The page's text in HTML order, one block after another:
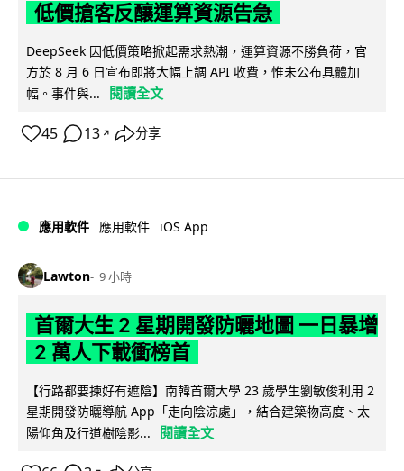
低價搶客反釀運算資源告急
DeepSeek 因低價策略掀起需求熱潮，運算資源不勝負荷，官
方於 8 月 6 日宣布即將大幅上調 API 收費，惟未公布具體加
幅。事件與...
閱讀全文
45 13 ↗ 分享
應用軟件 應用軟件 iOS App
Lawton 9 小時
首爾大生 2 星期開發防曬地圖 一日暴增
2 萬人下載衝榜首
【行路都要揀好有遮陰】南韓首爾大學 23 歲學生劉敏俊利用 2
星期開發防曬導航 App「走向陰涼處」，結合建築物高度、太
陽仰角及行道樹陰影...
閱讀全文